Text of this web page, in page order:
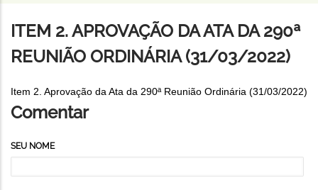
navegação
ITEM 2. APROVAÇÃO DA ATA DA 290ª
REUNIÃO ORDINÁRIA (31/03/2022)
Item 2. Aprovação da Ata da 290ª Reunião Ordinária (31/03/2022)
Comentar
SEU NOME